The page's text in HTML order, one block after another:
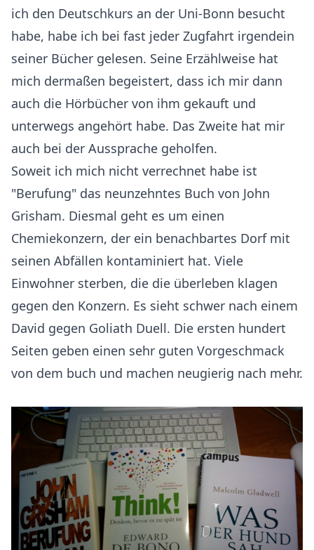
ich den Deutschkurs an der Uni-Bonn besucht
habe, habe ich bei fast jeder Zugfahrt irgendein
seiner Bücher gelesen. Seine Erzählweise hat
mich dermaßen begeistert, dass ich mir dann
auch die Hörbücher von ihm gekauft und
unterwegs angehört habe. Das Zweite hat mir
auch bei der Aussprache geholfen.
Soweit ich mich nicht verrechnet habe ist
"Berufung" das neunzehntes Buch von John
Grisham. Diesmal geht es um einen
Chemiekonzern, der ein benachbartes Dorf mit
seinen Abfällen kontaminiert hat. Viele
Einwohner sterben, die die überleben klagen
gegen den Konzern. Es sieht schwer nach einem
David gegen Goliath Duell. Die ersten hundert
Seiten geben einen sehr guten Vorgeschmack
von dem buch und machen neugierig nach mehr.